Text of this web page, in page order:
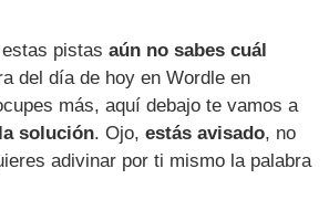
estas pistasaún no sabes cuál
del día de hoy en Wordle en
más, aquí debajo te vamos a
solución. Ojo,estás avisado, no
adivinar por ti mismo la palabra